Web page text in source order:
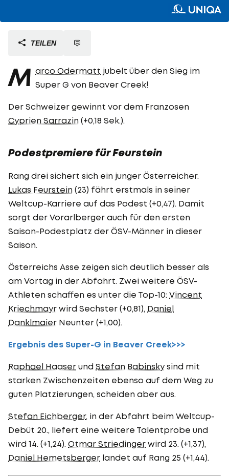
TEILEN
M arco Odermatt jubelt über den Sieg im
Super G von Beaver Creek!
Der Schweizer gewinnt vor dem Franzosen
Cyprien Sarrazin (+0,18 Sek.).
Podestpremiere für Feurstein
Rang drei sichert sich ein junger Österreicher.
Lukas Feurstein (23) fährt erstmals in seiner
Weltcup-Karriere auf das Podest (+0,47). Damit
sorgt der Vorarlberger auch für den ersten
Saison-Podestplatz der ÖSV-Männer in dieser
Saison.
Österreichs Asse zeigen sich deutlich besser als
am Vortag in der Abfahrt. Zwei weitere ÖSV-
Athleten schaffen es unter die Top-10: Vincent
Kriechmayr wird Sechster (+0,81), Daniel
Danklmaier Neunter (+1,00).
Ergebnis des Super-G in Beaver Creek>>>
Raphael Haaser und Stefan Babinskysind mit
starken Zwischenzeiten ebenso auf dem Weg zu
guten Platzierungen, scheiden aber aus.
Stefan Eichberger, in der Abfahrt beim Weltcup-
Debüt 20., liefert eine weitere Talentprobe und
wird 14. (+1,24). Otmar Striedinger wird 23. (+1,37),
Daniel Hemetsberger landet auf Rang 25 (+1,44).